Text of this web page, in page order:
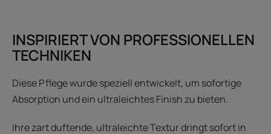
INSPIRIERT VON PROFESSIONELLEN
TECHNIKEN
Diese Pflege wurde speziell entwickelt, um sofortige
Absorption und ein ultraleichtes Finish zu bieten.
Ihre zart duftende, ultraleichte Textur dringt sofort in